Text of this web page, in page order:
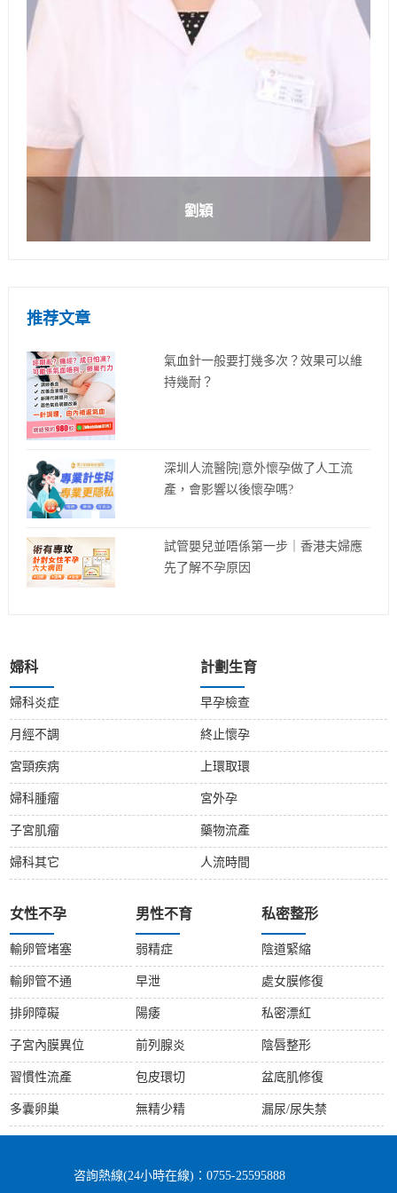
劉穎
推荐文章
氣血針一般要打幾多次？效果可以維
持幾耐？
深圳人流醫院|意外懷孕做了人工流
產，會影響以後懷孕嗎?
試管嬰兒並唔係第一步｜香港夫婦應
先了解不孕原因
婦科
婦科炎症
月經不調
宮頸疾病
婦科腫瘤
子宮肌瘤
婦科其它
計劃生育
早孕檢查
終止懷孕
上環取環
宮外孕
藥物流產
人流時間
女性不孕
輸卵管堵塞
輸卵管不通
排卵障礙
子宮內膜異位
習慣性流產
多囊卵巢
男性不育
弱精症
早泄
陽痿
前列腺炎
包皮環切
無精少精
私密整形
陰道緊縮
處女膜修復
私密漂紅
陰唇整形
盆底肌修復
漏尿/尿失禁
咨詢熱線(24小時在線)：0755-25595888